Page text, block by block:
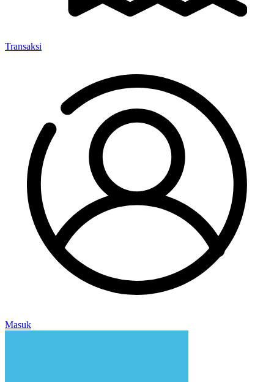
Transaksi
Masuk